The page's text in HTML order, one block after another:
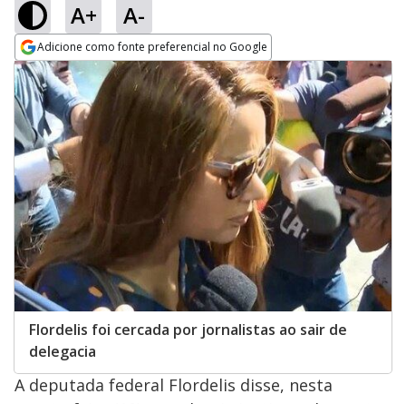
A+ A-
Adicione como fonte preferencial no Google
Opens in new window
Flordelis foi cercada por jornalistas ao sair de
delegacia
A deputada federal Flordelis disse, nesta